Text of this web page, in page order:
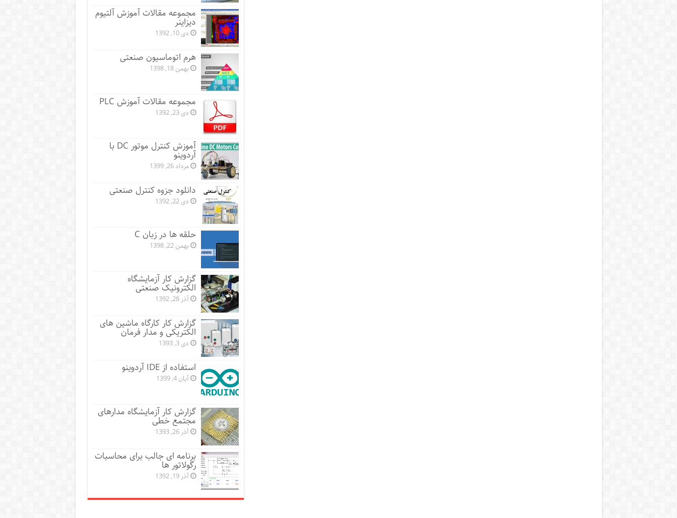
مجموعه مقالات آموزش آلتیوم
دیزاینر
دی 10, 1392
هرم اتوماسیون صنعتی
بهمن 18, 1398
مجموعه مقالات آموزش PLC
دی 23, 1392
آموزش کنترل موتور DC با
آردوینو
مرداد 26, 1399
دانلود جزوه کنترل صنعتی
دی 22, 1392
حلقه ها در زبان C
بهمن 22, 1398
گزارش کار آزمایشگاه
الکترونیک صنعتی
آذر 28, 1392
گزارش کار کارگاه ماشین های
الکتریکی و مدار فرمان
دی 3, 1393
استفاده از IDE آردوینو
آبان 4, 1399
گزارش کار آزمایشگاه مدارهای
مجتمع خطی
آذر 26, 1393
برنامه ای جالب برای محاسبات
رگولاتور ها
آذر 19, 1392